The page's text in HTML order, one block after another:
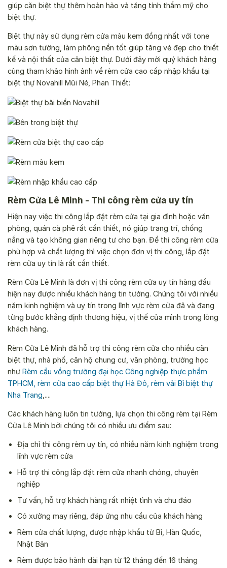
giúp căn biệt thự thêm hoàn hảo và tăng tính thẩm mỹ cho
biệt thự.
Biệt thự này sử dụng rèm cửa màu kem đồng nhất với tone
màu sơn tường, làm phông nền tốt giúp tăng vẻ đẹp cho thiết
kế và nội thất của căn biệt thự. Dưới đây mời quý khách hàng
cùng tham khảo hình ảnh về rèm cửa cao cấp nhập khẩu tại
biệt thự Novahill Mũi Né, Phan Thiết:
Rèm Cửa Lê Minh - Thi công rèm cửa uy tín
Hiện nay việc thi công lắp đặt rèm cửa tại gia đình hoặc văn
phòng, quán cà phê rất cần thiết, nó giúp trang trí, chống
nắng và tạo không gian riêng tư cho bạn. Để thi công rèm cửa
phù hợp và chất lượng thì việc chọn đơn vị thi công, lắp đặt
rèm cửa uy tín là rất cần thiết.
Rèm Cửa Lê Minh là đơn vị thi công rèm cửa uy tín hàng đầu
hiện nay được nhiều khách hàng tin tưởng. Chúng tôi với nhiều
năm kinh nghiệm và uy tín trong lĩnh vực rèm cửa đã và đang
từng bước khẳng định thương hiệu, vị thế của mình trong lòng
khách hàng.
Rèm Cửa Lê Minh đã hỗ trợ thi công rèm cửa cho nhiều căn
biệt thự, nhà phố, căn hộ chung cư, văn phòng, trường học
như Rèm cầu vồng trường đại học Công nghiệp thực phẩm
TPHCM rèm cửa cao cấp biệt thự Hà Đô rèm vải Bỉ biệt thự
Nha Trang ,....
Các khách hàng luôn tin tưởng, lựa chọn thi công rèm tại Rèm
Cửa Lê Minh bởi chúng tôi có nhiều ưu điểm sau:
Địa chỉ thi công rèm uy tín, có nhiều năm kinh nghiệm trong
lĩnh vực rèm cửa
Hỗ trợ thi công lắp đặt rèm cửa nhanh chóng, chuyên
nghiệp
Tư vấn, hỗ trợ khách hàng rất nhiệt tình và chu đáo
Có xưởng may riêng, đáp ứng nhu cầu của khách hàng
Rèm cửa chất lượng, được nhập khẩu từ Bỉ, Hàn Quốc,
Nhật Bản
Rèm được bảo hành dài hạn từ 12 tháng đến 16 tháng